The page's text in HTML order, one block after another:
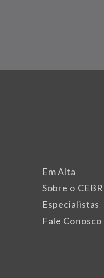
Em Alta
Sobre o
Especialistas
Fale Conosco